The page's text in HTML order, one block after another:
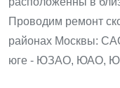
Проводим ремонт
районах Москвы:
юге - ЮЗАО, ЮАО,